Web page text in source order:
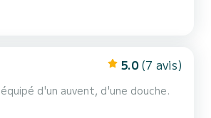
5.0 (7 avis)
d'un auvent, d'une douche.